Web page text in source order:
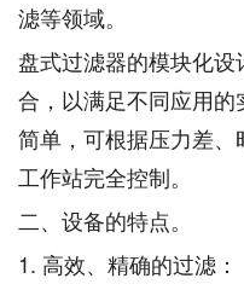
滤等领域。
盘式过滤器的模块化
合，以满足不同应用
简单，可根据压力差
工作站完全控制。
二、设备的特点。
1. 高效、精确的过滤：